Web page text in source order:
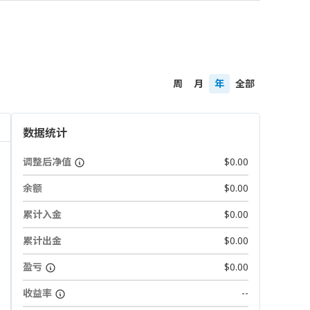
周 月 年 全部
数据统计
调整后净值
$0.00
余额
$0.00
累计入金
$0.00
累计出金
$0.00
盈亏
$0.00
收益率
--